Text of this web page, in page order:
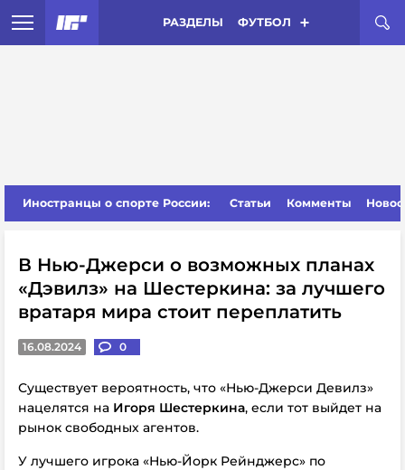
РАЗДЕЛЫ ФУТБОЛ
Иностранцы о спорте России: Статьи Комменты
В Нью-Джерси о возможных планах
«Дэвилз» на Шестеркина: за лучшего
вратаря мира стоит переплатить
16.08.2024 0
Существует вероятность, что «Нью-Джерси Девилз»
нацелятся на Игоря Шестеркина, если тот выйдет на
рынок свободных агентов.
У лучшего игрока «Нью-Йорк Рейнджерс» по